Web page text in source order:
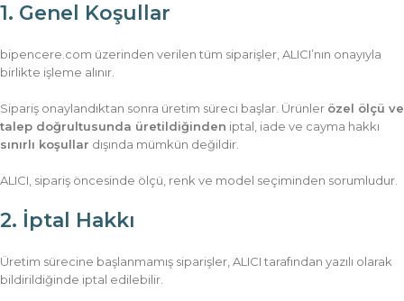
1. Genel Koşullar
bipencere.com üzerinden verilen tüm siparişler, ALICI’nın onayıyla
birlikte işleme alınır.
Sipariş onaylandıktan sonra üretim süreci başlar. Ürünler özel ölçü ve
talep doğrultusunda üretildiğinden iptal, iade ve cayma hakkı
sınırlı koşullar dışında mümkün değildir.
ALICI, sipariş öncesinde ölçü, renk ve model seçiminden sorumludur.
2. İptal Hakkı
Üretim sürecine başlanmamış siparişler, ALICI tarafından yazılı olarak
bildirildiğinde iptal edilebilir.